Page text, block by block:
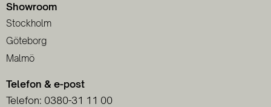
Showroom
Stockholm
Göteborg
Malmö
Telefon & e-post
Telefon: 0380-31 11 00